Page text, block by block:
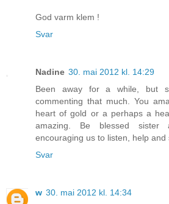
God varm klem !
Svar
Nadine 30. mai 2012 kl. 14:29
Been away for a while, but
commenting that much. You
heart of gold or a perhaps a
amazing. Be blessed
encouraging us to listen, help and
Svar
w 30. mai 2012 kl. 14:34